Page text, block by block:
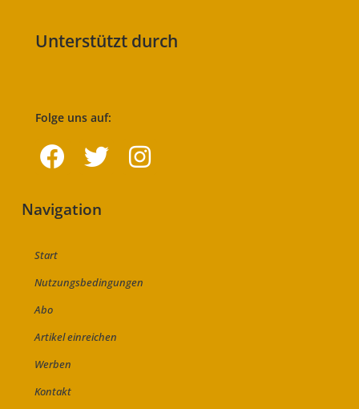
Unterstützt durch
Folge uns auf:
Navigation
Start
Nutzungsbedingungen
Abo
Artikel einreichen
Werben
Kontakt